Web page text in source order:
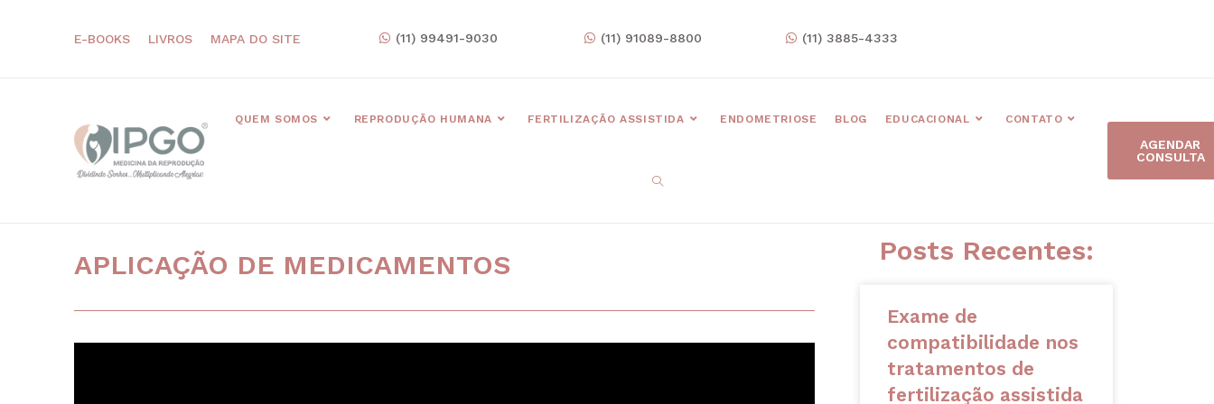
E-BOOKS LIVROS MAPA DO SITE (11) 99491-9030 (11) 91089-8800 (11) 3885-4333
QUEM SOMOS REPRODUÇÃO HUMANA FERTILIZAÇÃO ASSISTIDA ENDOMETRIOSE BLOG EDUCACIONAL CONTATO
AGENDAR
CONSULTA
APLICAÇÃO DE MEDICAMENTOS Posts Recentes:
Exame de
compatibilidade nos
tratamentos de
fertilização assistida